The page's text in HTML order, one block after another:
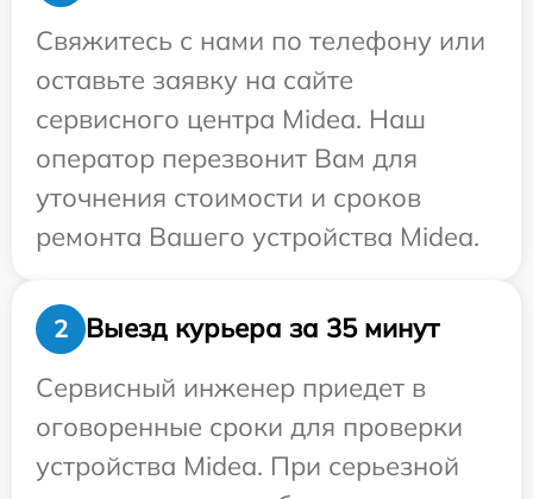
Свяжитесь с нами по телефону или
оставьте заявку на сайте
сервисного центра Midea. Наш
оператор перезвонит Вам для
уточнения стоимости и сроков
ремонта Вашего устройства Midea.
2
Выезд курьера за 35 минут
Сервисный инженер приедет в
оговоренные сроки для проверки
устройства Midea. При серьезной